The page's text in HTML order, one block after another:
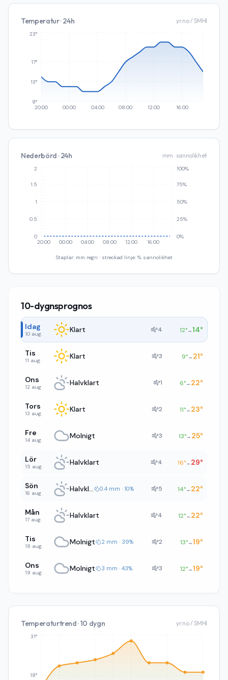
Temperatur · 24h yr.no / SMHI
20:00 00:00 04:00 08:00 12:00 16:00
9°
13°
17°
23°
Nederbörd · 24h mm · sannolikhet
20:00 00:00 04:00 08:00 12:00 16:00
0
0.5
1
1.5
2
0%
25%
50%
75%
100%
Staplar: mm regn · streckad linje: % sannolikhet
10-dygnsprognos
Idag
10 aug. Klart 4 12°→14°
Tis
11 aug. Klart 3 9°→ 21°
Ons
12 aug. Halvklart 1 6°→ 22°
Tors
13 aug. Klart 2 11°→ 23°
Fre
14 aug. Molnigt 3 13°→ 25°
Lör
15 aug. Halvklart 4 16°→ 29°
Sön
16 aug. Halvklart 0.4 mm · 10% 5 14°→ 22°
Mån
17 aug. Halvklart 4 12°→ 22°
Tis
18 aug. Molnigt 2 mm · 39% 2 13°→19°
Ons
19 aug. Molnigt 3 mm · 43% 3 12°→19°
Temperaturtrend · 10 dygn yr.no / SMHI
18°
31°